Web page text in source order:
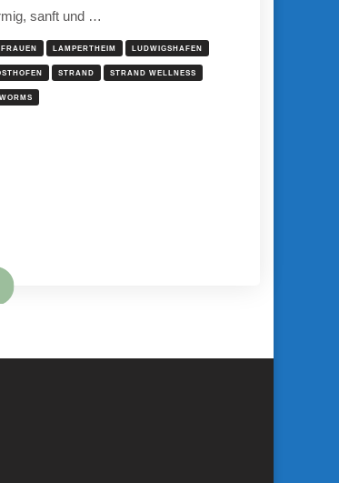
sanft und …
FRAUEN LAMPERTHEIM LUDWIGSHAFEN
STRAND STRAND WELLNESS
WORMS